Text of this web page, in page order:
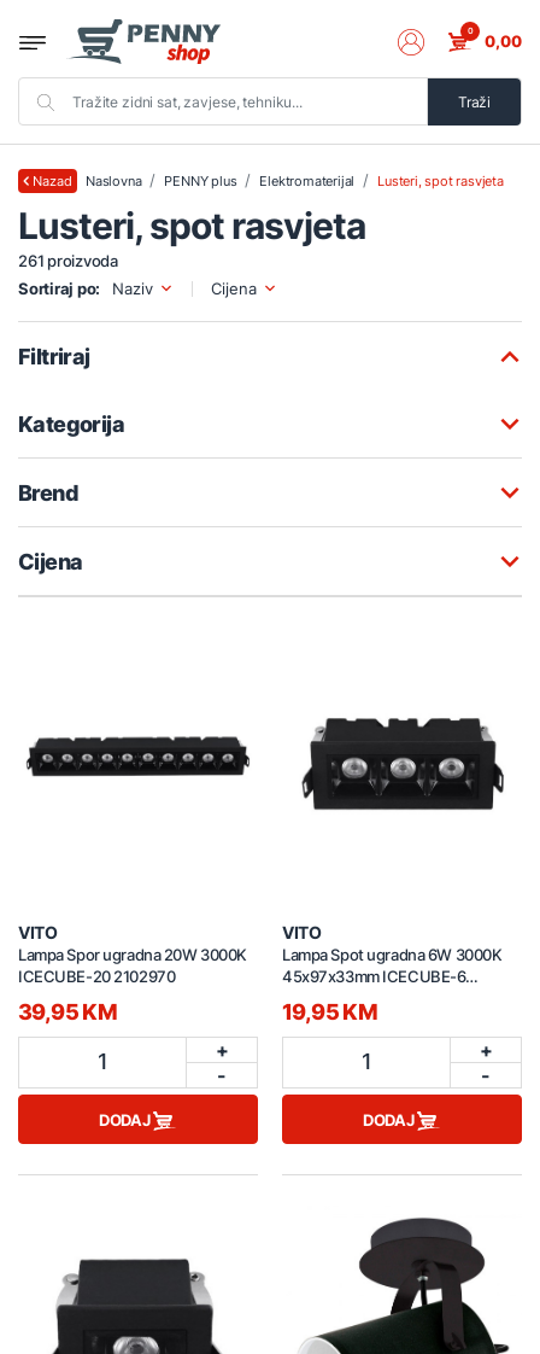
Traži
0 0,00
Nazad Naslovna PENNY plus Elektromaterijal Lusteri, spot rasvjeta
Lusteri, spot rasvjeta
261 proizvoda
Sortiraj po:
Naziv Cijena
Filtriraj
Kategorija
Brend
Cijena
VITO
Lampa Spor ugradna 20W 3000K
ICECUBE-20 2102970
39,95 KM
1
+
-
DODAJ
VITO
Lampa Spot ugradna 6W 3000K
45x97x33mm ICECUBE-6
19,95 KM
1
+
-
DODAJ